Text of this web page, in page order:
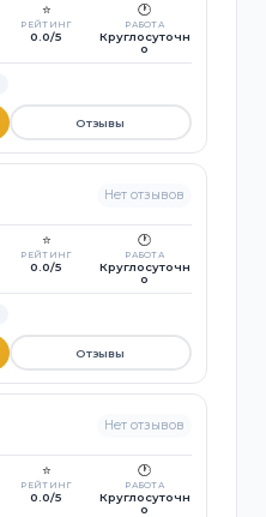
⭐
РЕЙТИНГ
0.0/5
🕐
РАБОТА
Круглосуточн
о
Отзывы
Нет отзывов
⭐
РЕЙТИНГ
0.0/5
🕐
РАБОТА
Круглосуточн
о
Отзывы
Нет отзывов
⭐
РЕЙТИНГ
0.0/5
🕐
РАБОТА
Круглосуточн
о